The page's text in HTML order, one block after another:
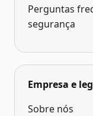
Perguntas
segurança
Empresa e
Sobre nós